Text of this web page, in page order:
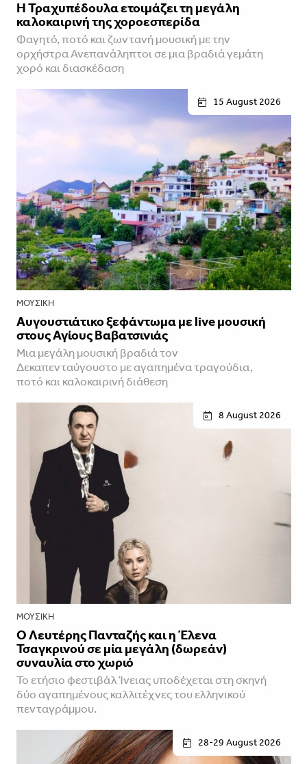
Η Τραχυπέδουλα ετοιμάζει τη μεγάλη
καλοκαιρινή της χοροεσπερίδα
Φαγητό, ποτό και ζωντανή μουσική με την
ορχήστρα Ανεπανάληπτοι σε μια βραδιά γεμάτη
χορό και διασκέδαση
15 August 2026
ΜΟΥΣΙΚΉ
Αυγουστιάτικο ξεφάντωμα με live μουσική
στους Αγίους Βαβατσινιάς
Μια μεγάλη μουσική βραδιά τον
Δεκαπενταύγουστο με αγαπημένα τραγούδια,
ποτό και καλοκαιρινή διάθεση
8 August 2026
ΜΟΥΣΙΚΉ
Ο Λευτέρης Πανταζής και η Έλενα
Τσαγκρινού σε μία μεγάλη (δωρεάν)
συναυλία στο χωριό
Το ετήσιο φεστιβάλ Ίνειας υποδέχεται στη σκηνή
δύο αγαπημένους καλλιτέχνες του ελληνικού
πενταγράμμου.
28-29 August 2026